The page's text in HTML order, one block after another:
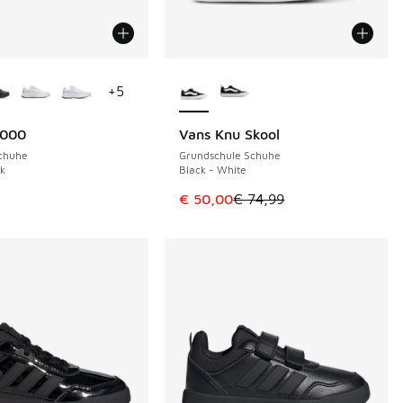
+5
Vans Knu Skool
Grundschule Schuhe
Black - White
Dieser Artikel ist im Sale. Der
€ 50,00€ 74,99
SPARE 24 €